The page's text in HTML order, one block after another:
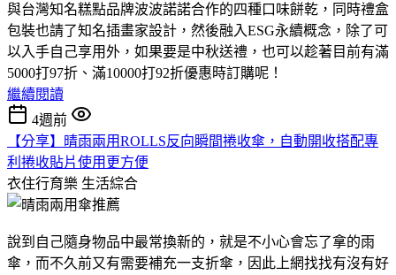
與台灣知名糕點品牌波波諾諾合作的四種口味餅乾，同時禮盒
包裝也請了知名插畫家設計，然後融入ESG永續概念，除了可
以入手自己享用外，如果要是中秋送禮，也可以趁著目前有滿
5000打97折、滿10000打92折優惠時訂購呢！
繼續閱讀
4週前
【分享】晴雨兩用ROLLS反向瞬間捲收傘，自動開收搭配專
利捲收貼片使用更方便
衣住行育樂 生活綜合
說到自己隨身物品中最常換新的，就是不小心會忘了拿的雨
傘，而不久前又有需要補充一支折傘，因此上網找找有沒有好